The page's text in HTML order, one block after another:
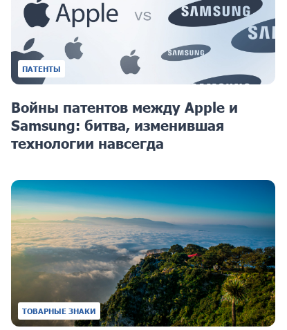
ПАТЕНТЫ
Войны патентов между Apple и
Samsung: битва, изменившая
технологии навсегда
ТОВАРНЫЕ ЗНАКИ